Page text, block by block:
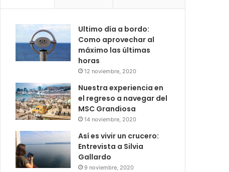
Ultimo día a bordo:
Como aprovechar al
máximo las últimas
horas
12 noviembre, 2020
Nuestra experiencia en
el regreso a navegar del
MSC Grandiosa
14 noviembre, 2020
Así es vivir un crucero:
Entrevista a Silvia
Gallardo
9 noviembre, 2020